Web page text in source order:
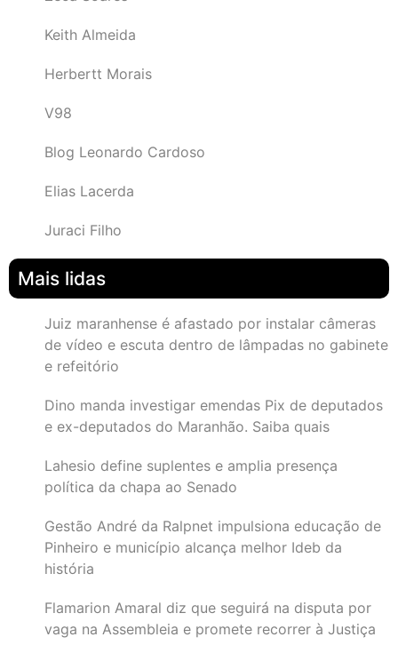
Keith Almeida
Herbertt Morais
V98
Blog Leonardo Cardoso
Elias Lacerda
Juraci Filho
Mais lidas
Juiz maranhense é afastado por instalar câmeras
de vídeo e escuta dentro de lâmpadas no gabinete
e refeitório
Dino manda investigar emendas Pix de deputados
e ex-deputados do Maranhão. Saiba quais
Lahesio define suplentes e amplia presença
política da chapa ao Senado
Gestão André da Ralpnet impulsiona educação de
Pinheiro e município alcança melhor Ideb da
história
Flamarion Amaral diz que seguirá na disputa por
vaga na Assembleia e promete recorrer à Justiça